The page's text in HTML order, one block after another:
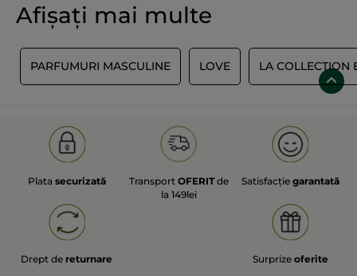
Afișați mai multe
PARFUMURI MASCULINE LOVE LA COLLECTION
Plata securizată Transport OFERITde
la 149lei
Satisfacțiegarantată
Drept de returnare Surprize oferite